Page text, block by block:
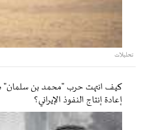
تحليلات
كيف انتهت حرب "محمد بن سلمان"
إعادة إنتاج النفوذ الإيراني؟